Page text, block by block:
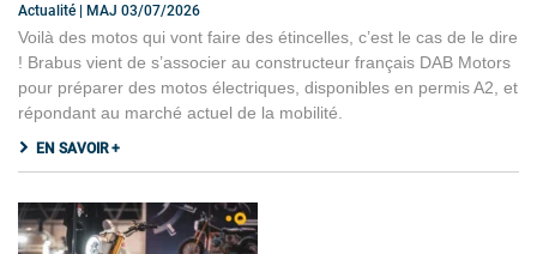
Actualité | MAJ 03/07/2026
Voilà des motos qui vont faire des étincelles, c’est le cas de le dire
! Brabus vient de s’associer au constructeur français DAB Motors
pour préparer des motos électriques, disponibles en permis A2, et
répondant au marché actuel de la mobilité.
EN SAVOIR +